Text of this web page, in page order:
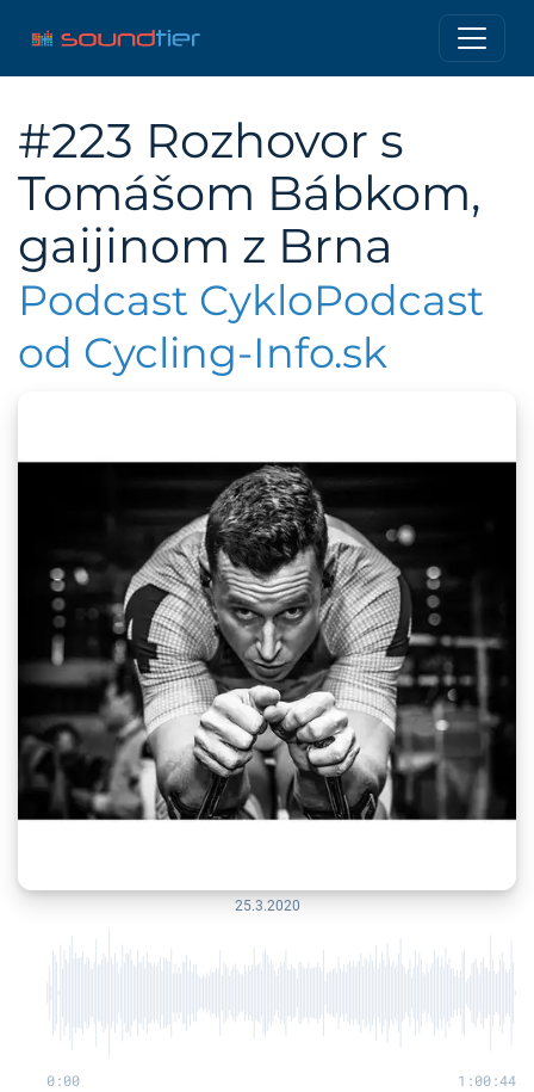
#223 Rozhovor s
Tomášom Bábkom,
gaijinom z Brna
Podcast CykloPodcast
od Cycling-Info.sk
25.3.2020
0:00 1:00:44